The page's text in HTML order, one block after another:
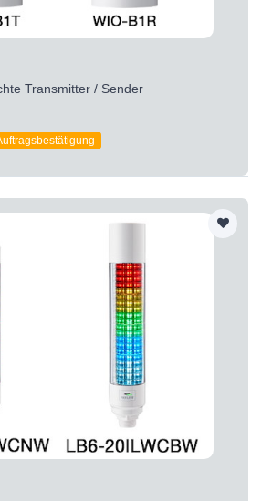
Transmitter / Sender